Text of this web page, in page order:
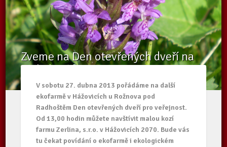
Zveme na Den otevřených dveří na
malé kozí farmě
/ Aktuality /
Zveme na Den otevřených dveří na malé kozí
V sobotu 27. dubna 2013 pořádáme na další
ekofarmě v Hážovicích u Rožnova pod
Radhoštěm Den otevřených dveří pro veřejnost.
Od 13,00 hodin můžete navštívit malou kozí
farmu Zerlina, s.r.o. v Hážovicích 2070. Bude vás
tu čekat povídání o ekofarmě i ekologickém